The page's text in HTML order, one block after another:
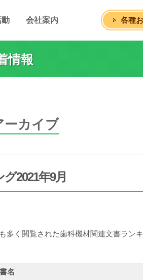
動 会社案内 各種
情報
ーカイブ
2021年9月
多く閲覧された歯科機材関連文書ランキ
名